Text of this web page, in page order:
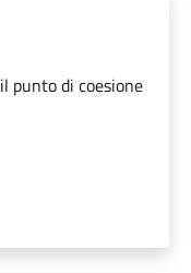
punto di coesione